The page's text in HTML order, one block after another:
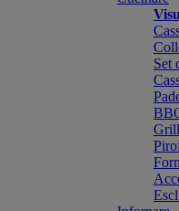
Set
Grill